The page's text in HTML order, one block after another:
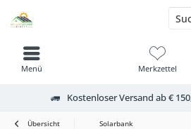
Kostenloser Versand ab €
Merkzettel
Menü
Übersicht Solarbank